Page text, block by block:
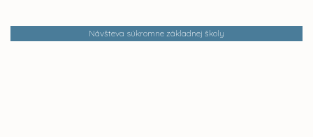
Návšteva súkromne základnej školy